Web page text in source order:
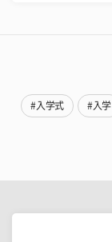
#入学式 #入学